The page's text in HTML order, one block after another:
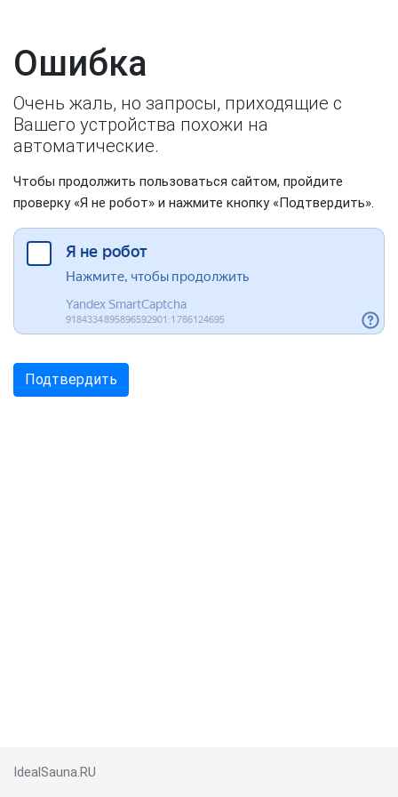
Ошибка
Очень жаль, но запросы, приходящие с
Вашего устройства похожи на
автоматические.
Чтобы продолжить пользоваться сайтом, пройдите
проверку «Я не робот» и нажмите кнопку «Подтвердить».
IdealSauna.RU